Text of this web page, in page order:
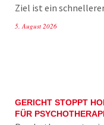
Ziel ist ein
5. August 2026
GERICHT STOPPT
FÜR